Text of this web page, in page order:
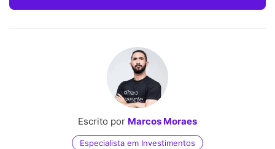
Escrito por Marcos Moraes
Especialista em Investimentos